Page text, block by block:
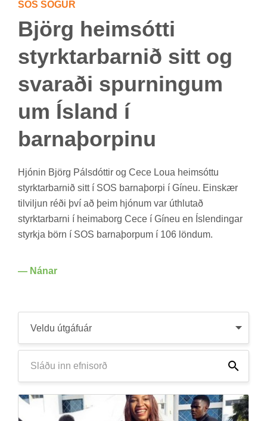
SOS SÖG­UR
Björg heim­sótti
styrkt­ar­barn­ið sitt og
svar­aði spurn­ing­um
um Ís­land í
barna­þorp­inu
Hjón­in Björg Páls­dótt­ir og Cece Loua heim­sóttu
styrkt­ar­barn­ið sitt í SOS barna­þorpi í Gín­eu. Ein­skær
til­vilj­un réði því að þeim hjón­um var út­hlut­að
styrkt­ar­barni í heima­borg Cece í Gín­eu en Ís­lend­ing­ar
styrkja börn í SOS barna­þorp­um í 106 lönd­um.
— Nán­ar
Leita